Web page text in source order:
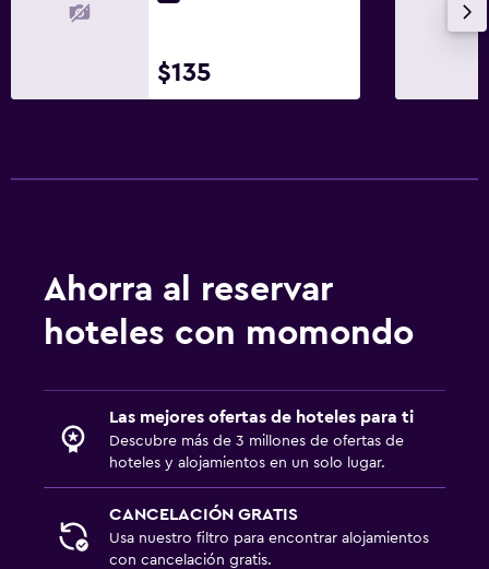
$135
Ahorra al reservar
hoteles con momondo
Las mejores ofertas de hoteles para ti
Descubre más de 3 millones de ofertas de
hoteles y alojamientos en un solo lugar.
CANCELACIÓN GRATIS
Usa nuestro filtro para encontrar alojamientos
con cancelación gratis.